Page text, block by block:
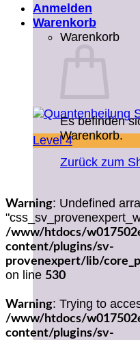
Level 4
Anmelden
Warenkorb
Warenkorb
Es befinden
Warenkorb.
Zurück zum
Warning: Undefined
/www/htdocs/
content/plugins/sv-
provenexpert/lib/
on line 530
Warning: Trying to
/www/htdocs/
content/plugins/sv-